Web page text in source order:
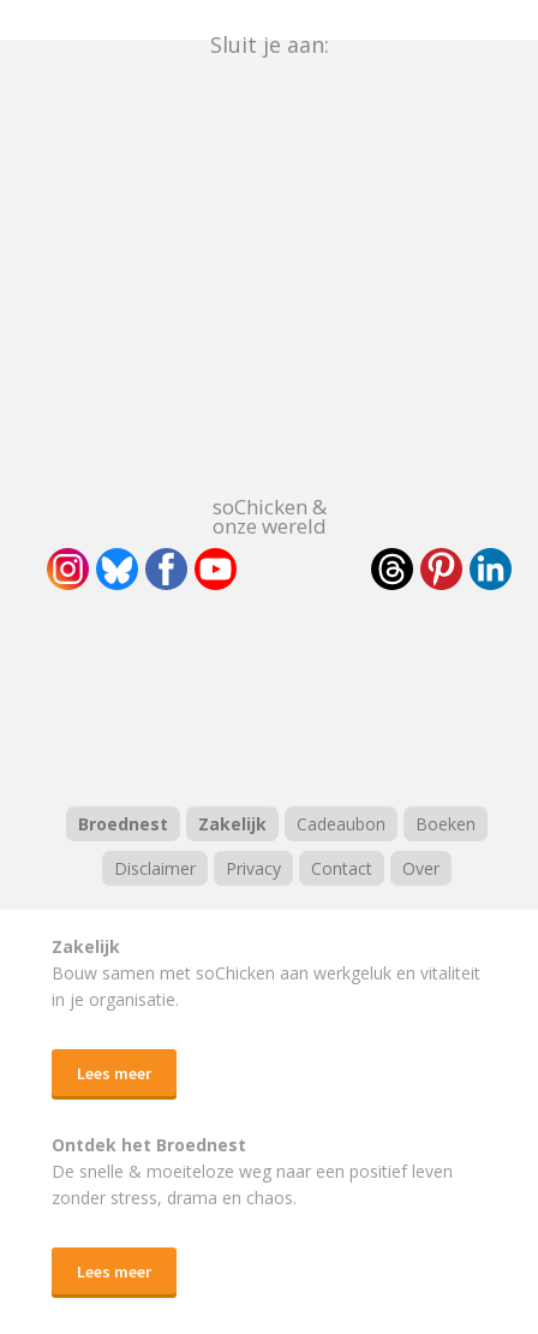
Sluit je aan:
soChicken &
onze wereld
Broednest Zakelijk Cadeaubon
Boeken
Disclaimer
Privacy Contact Over
Zakelijk
Bouw samen met soChicken aan werkgeluk en vitaliteit
in je organisatie.
Lees meer
Ontdek het Broednest
De snelle & moeiteloze weg naar een positief leven
zonder stress, drama en chaos.
Lees meer